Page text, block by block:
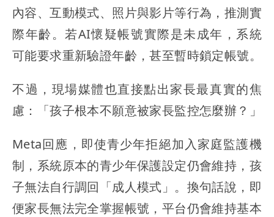
內容、互動模式、照片與影片等行為，推測實
際年齡。若AI懷疑帳號實際是未成年，系統
可能要求重新驗證年齡，甚至暫時鎖定帳號。
不過，現場媒體也直接點出家長最真實的焦
慮：「孩子根本不願意被家長監控怎麼辦？」
Meta回應，即使青少年拒絕加入家庭監護機
制，系統原本的青少年保護設定仍會維持，孩
子無法自行調回「成人模式」。換句話說，即
便家長無法完全掌握帳號，平台仍會維持基本